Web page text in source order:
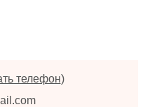
телефон)